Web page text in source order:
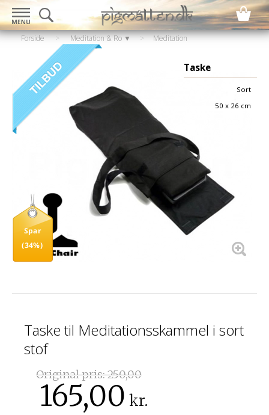
Forside > Meditation & Ro ▼ >
Meditation
Meditations skammel
Taske
Sort
50 x 26 cm
Spar
(34%)
Taske til Meditationsskammel i sort
stof
Original pris:250,00
165,00 kr.